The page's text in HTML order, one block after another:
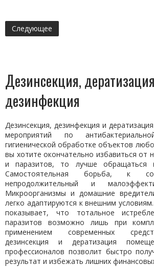
Следующее
Дезинсекция,
дезинфекция
Дезинсекция, дезинфекция и
мероприятий по
гигиенической обработке объектов
вы хотите окончательно избавиться от
и паразитов, то лучше обращаться
Самостоятельная борьба, к
непродолжительный и
Микроорганизмы и домашние
легко адаптируются к внешним
показывает, что тотальное
паразитов возможно лишь при
применением современных
дезинсекция и дератизация
профессионалов позволит быстро
результат и избежать лишних